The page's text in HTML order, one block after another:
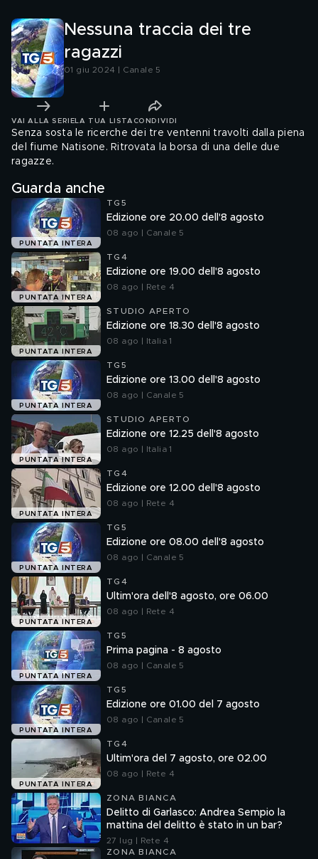
Nessuna traccia dei tre
ragazzi
01 giu 2024 | Canale 5
VAI ALLA SERIE LA TUA LISTA CONDIVIDI
Senza sosta le ricerche dei tre ventenni travolti dalla piena
del fiume Natisone. Ritrovata la borsa di una delle due
ragazze.
Guarda anche
PUNTATA INTERA
TG5
Edizione ore 20.00 dell'8 agosto
08 ago | Canale 5
PUNTATA INTERA
TG4
Edizione ore 19.00 dell'8 agosto
08 ago | Rete 4
PUNTATA INTERA
STUDIO APERTO
Edizione ore 18.30 dell'8 agosto
08 ago | Italia 1
PUNTATA INTERA
TG5
Edizione ore 13.00 dell'8 agosto
08 ago | Canale 5
PUNTATA INTERA
STUDIO APERTO
Edizione ore 12.25 dell'8 agosto
08 ago | Italia 1
PUNTATA INTERA
TG4
Edizione ore 12.00 dell'8 agosto
08 ago | Rete 4
PUNTATA INTERA
TG5
Edizione ore 08.00 dell'8 agosto
08 ago | Canale 5
PUNTATA INTERA
TG4
Ultim'ora dell'8 agosto, ore 06.00
08 ago | Rete 4
PUNTATA INTERA
TG5
Prima pagina - 8 agosto
08 ago | Canale 5
PUNTATA INTERA
TG5
Edizione ore 01.00 del 7 agosto
08 ago | Canale 5
PUNTATA INTERA
TG4
Ultim'ora del 7 agosto, ore 02.00
08 ago | Rete 4
ZONA BIANCA
Delitto di Garlasco: Andrea Sempio la
mattina del delitto è stato in un bar?
27 lug | Rete 4
ZONA BIANCA